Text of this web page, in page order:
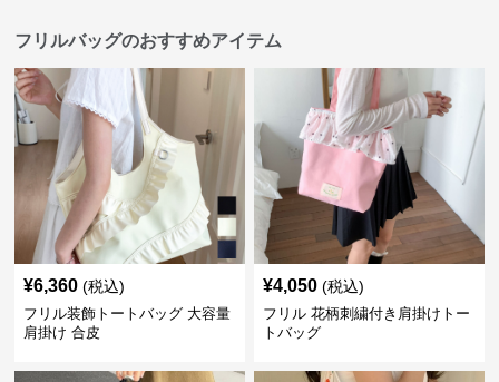
フリルバッグのおすすめアイテム
¥6,360 (税込)
フリル装飾トートバッグ 大容量
肩掛け 合皮
¥4,050 (税込)
フリル 花柄刺繍付き肩掛けトー
トバッグ